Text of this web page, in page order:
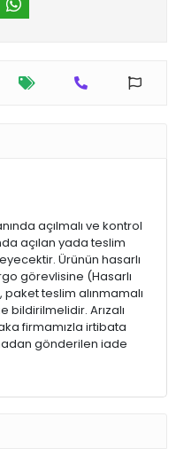
açılmalı ve kontrol
açılan yada teslim
Ürünün hasarlı
görevlisine (Hasarlı
paket teslim alınmamalı
Arızalı
firmamızla irtibata
gönderilen iade